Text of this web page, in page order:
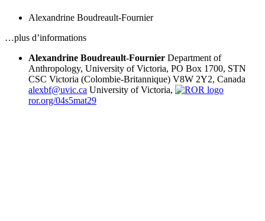
Alexandrine Boudreault-Fournier
…plus d’informations
Alexandrine Boudreault-Fournier Department of
Anthropology, University of Victoria, PO Box 1700, STN
CSC Victoria (Colombie-Britannique) V8W 2Y2, Canada
alexbf@uvic.ca University of Victoria,
ror.org/04s5mat29